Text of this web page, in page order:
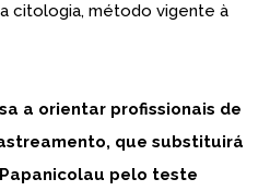
citologia, método vigente à
a orientar profissionais de
que substituirá
pelo teste